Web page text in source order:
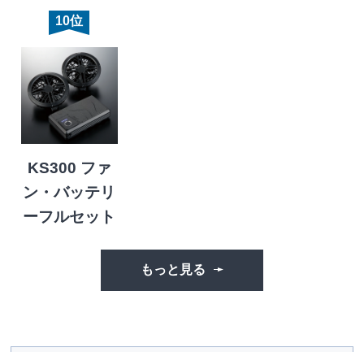
10位
KS300 ファ
ン・バッテリ
ーフルセット
もっと見る